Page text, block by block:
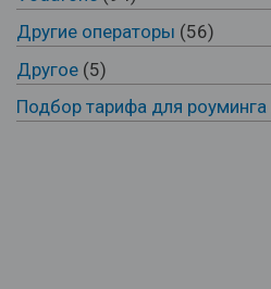
Другие операторы (56)
Другое (5)
Подбор тарифа для роуминга